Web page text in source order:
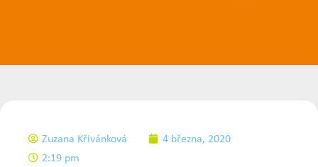
Zuzana Křivánková
4 března, 2020
2:19 pm